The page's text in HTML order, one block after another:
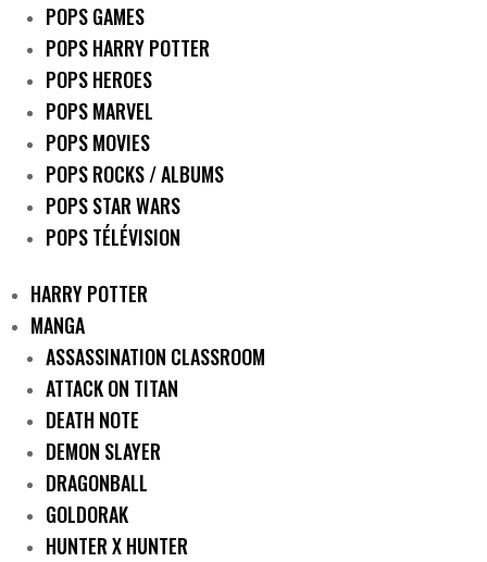
POPS GAMES
POPS HARRY POTTER
POPS HEROES
POPS MARVEL
POPS MOVIES
POPS ROCKS / ALBUMS
POPS STAR WARS
POPS TÉLÉVISION
HARRY POTTER
MANGA
ASSASSINATION CLASSROOM
ATTACK ON TITAN
DEATH NOTE
DEMON SLAYER
DRAGONBALL
GOLDORAK
HUNTER X HUNTER